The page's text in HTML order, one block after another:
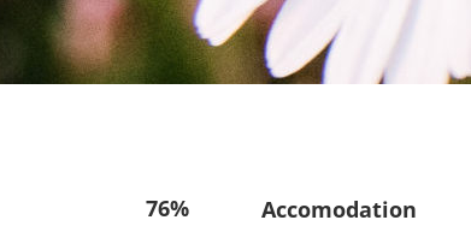
76 Accomodation